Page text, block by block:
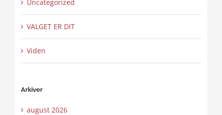
Uncategorized
VALGET ER DIT
Viden
Arkiver
august 2026